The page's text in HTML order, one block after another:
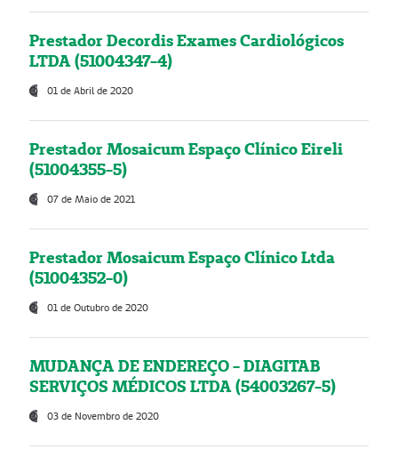
Prestador Decordis Exames Cardiológicos
LTDA (51004347-4)
01 de Abril de 2020
Prestador Mosaicum Espaço Clínico Eireli
(51004355-5)
07 de Maio de 2021
Prestador Mosaicum Espaço Clínico Ltda
(51004352-0)
01 de Outubro de 2020
MUDANÇA DE ENDEREÇO - DIAGITAB
SERVIÇOS MÉDICOS LTDA (54003267-5)
03 de Novembro de 2020